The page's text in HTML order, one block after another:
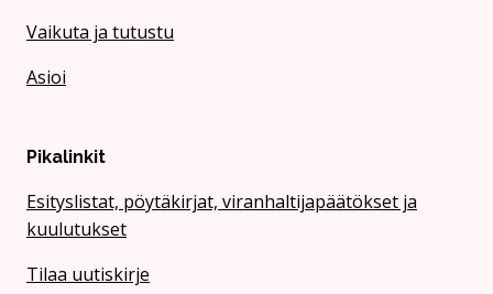
Vaikuta ja tutustu
Asioi
Pikalinkit
Esityslistat, pöytäkirjat, viranhaltijapäätökset ja
kuulutukset
Tilaa uutiskirje